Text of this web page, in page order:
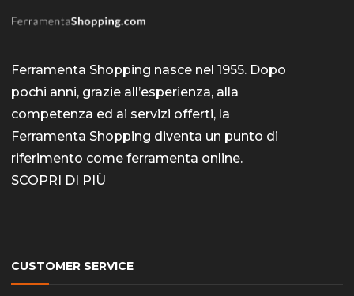
Ferramenta Shopping nasce nel 1955. Dopo
pochi anni, grazie all’esperienza, alla
competenza ed ai servizi offerti, la
Ferramenta Shopping diventa un punto di
riferimento come ferramenta online.
SCOPRI DI PIÙ
CUSTOMER SERVICE